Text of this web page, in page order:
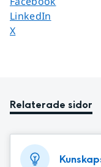
Dela sidan på
LinkedIn
Dela sidan på
X
Relaterade sidor